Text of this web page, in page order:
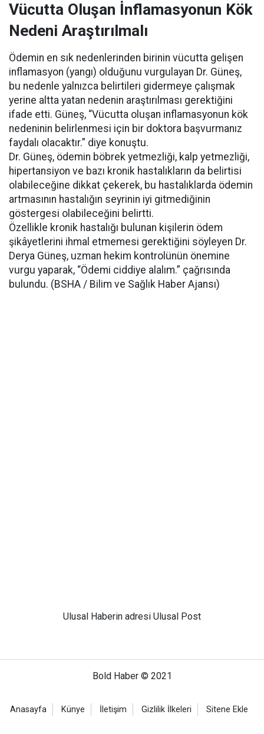
Vücutta Oluşan İnflamasyonun Kök
Nedeni Araştırılmalı
Ödemin en sık nedenlerinden birinin vücutta gelişen
inflamasyon (yangı) olduğunu vurgulayan Dr. Güneş,
bu nedenle yalnızca belirtileri gidermeye çalışmak
yerine altta yatan nedenin araştırılması gerektiğini
ifade etti. Güneş, “Vücutta oluşan inflamasyonun kök
nedeninin belirlenmesi için bir doktora başvurmanız
faydalı olacaktır.” diye konuştu.
Dr. Güneş, ödemin böbrek yetmezliği, kalp yetmezliği,
hipertansiyon ve bazı kronik hastalıkların da belirtisi
olabileceğine dikkat çekerek, bu hastalıklarda ödemin
artmasının hastalığın seyrinin iyi gitmediğinin
göstergesi olabileceğini belirtti.
Özellikle kronik hastalığı bulunan kişilerin ödem
şikâyetlerini ihmal etmemesi gerektiğini söyleyen Dr.
Derya Güneş, uzman hekim kontrolünün önemine
vurgu yaparak, “Ödemi ciddiye alalım.” çağrısında
bulundu. (BSHA / Bilim ve Sağlık Haber Ajansı)
Ulusal Haberin adresi Ulusal Post
Bold Haber © 2021
Anasayfa Künye İletişim Gizlilik İlkeleri Sitene Ekle